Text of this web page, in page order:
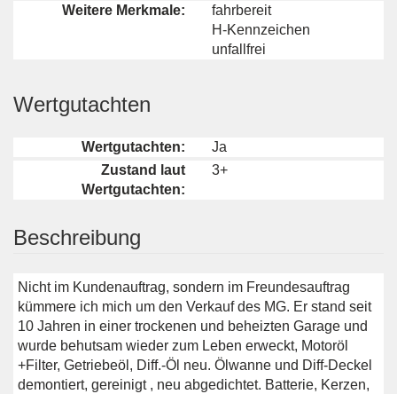
Weitere Merkmale:
fahrbereit
H-Kennzeichen
unfallfrei
Wertgutachten
Wertgutachten:
Ja
Zustand laut
Wertgutachten:
3+
Beschreibung
Nicht im Kundenauftrag, sondern im Freundesauftrag
kümmere ich mich um den Verkauf des MG. Er stand seit
10 Jahren in einer trockenen und beheizten Garage und
wurde behutsam wieder zum Leben erweckt, Motoröl
+Filter, Getriebeöl, Diff.-Öl neu. Ölwanne und Diff-Deckel
demontiert, gereinigt , neu abgedichtet. Batterie, Kerzen,